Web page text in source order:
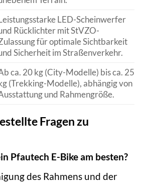
LED-Scheinwerfer
Rücklichter mit StVZO-
für optimale Sichtbarkeit
Sicherheit im Straßenverkehr.
ca. 20 kg (City-Modelle) bis ca. 25
(Trekking-Modelle), abhängig von
und Rahmengröße.
Fragen zu
Pfautech E-Bike am besten?
des Rahmens und der